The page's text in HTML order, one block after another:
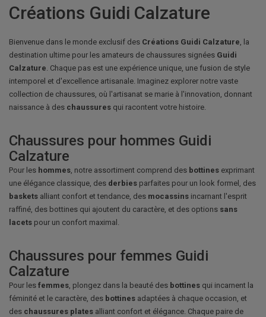
Créations Guidi Calzature
Bienvenue dans le monde exclusif des Créations Guidi Calzature, la
destination ultime pour les amateurs de chaussures signées Guidi
Calzature. Chaque pas est une expérience unique, une fusion de style
intemporel et d'excellence artisanale. Imaginez explorer notre vaste
collection de chaussures, où l'artisanat se marie à l'innovation, donnant
naissance à des chaussures qui racontent votre histoire.
Chaussures pour hommes Guidi
Calzature
Pour les hommes, notre assortiment comprend des bottines exprimant
une élégance classique, des derbies parfaites pour un look formel, des
baskets alliant confort et tendance, des mocassins incarnant l'esprit
raffiné, des bottines qui ajoutent du caractère, et des options sans
lacets pour un confort maximal.
Chaussures pour femmes Guidi
Calzature
Pour les femmes, plongez dans la beauté des bottines qui incarnent la
féminité et le caractère, des bottines adaptées à chaque occasion, et
des chaussures plates alliant confort et élégance. Chaque paire de